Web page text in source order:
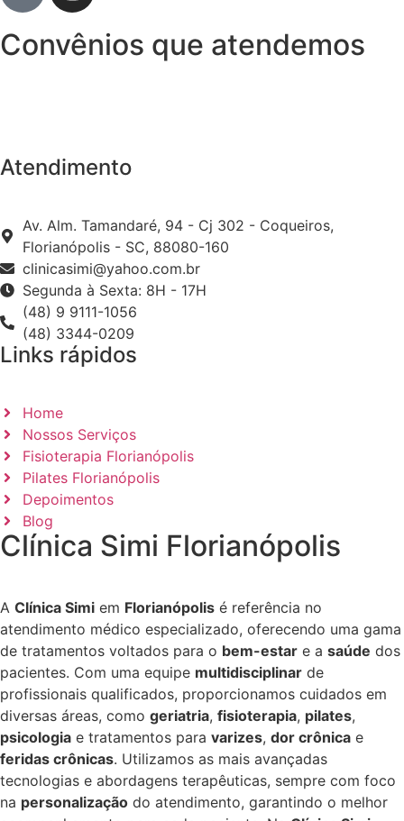
Convênios que atendemos
Atendimento
Av. Alm. Tamandaré, 94 - Cj 302 - Coqueiros,
Florianópolis - SC, 88080-160
clinicasimi@yahoo.com.br
Segunda à Sexta: 8H - 17H
(48) 9 9111-1056
(48) 3344-0209
Links rápidos
Home
Nossos Serviços
Fisioterapia Florianópolis
Pilates Florianópolis
Depoimentos
Blog
Clínica Simi Florianópolis
A Clínica Simi em Florianópolis é referência no
atendimento médico especializado, oferecendo uma gama
de tratamentos voltados para o bem-estar e a saúde dos
pacientes. Com uma equipe multidisciplinar de
profissionais qualificados, proporcionamos cuidados em
diversas áreas, como geriatria, fisioterapia, pilates,
psicologia e tratamentos para varizes, dor crônica e
feridas crônicas. Utilizamos as mais avançadas
tecnologias e abordagens terapêuticas, sempre com foco
na personalização do atendimento, garantindo o melhor